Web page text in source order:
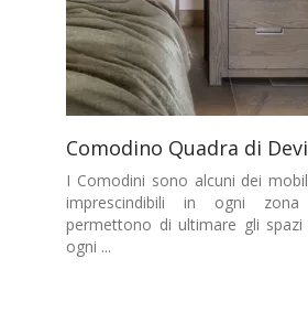
Comodino Quadra di
I Comodini sono alcuni dei
imprescindibili in ogni
permettono di ultimare gli
ogni ...